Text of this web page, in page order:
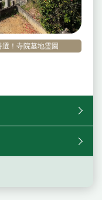
選！寺院墓地霊園